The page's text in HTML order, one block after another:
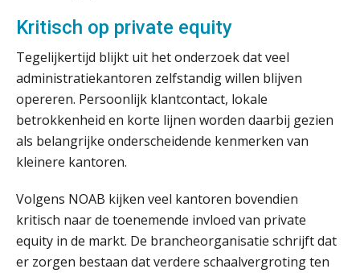
Kritisch op private equity
Tegelijkertijd blijkt uit het onderzoek dat veel
administratiekantoren zelfstandig willen blijven
opereren. Persoonlijk klantcontact, lokale
betrokkenheid en korte lijnen worden daarbij gezien
als belangrijke onderscheidende kenmerken van
kleinere kantoren.
Volgens NOAB kijken veel kantoren bovendien
kritisch naar de toenemende invloed van private
equity in de markt. De brancheorganisatie schrijft dat
er zorgen bestaan dat verdere schaalvergroting ten
Verstoorde arbeidsrelatie als
ontslaggrond: zo begeleid je jouw
klant
Duizenden Nederlanders in de knel
door Amerikaanse belastingwet
adviezen over en aangiften van erf-
en schenkbelasting.
Zomer. Tijd om je loopbaan onder
de loep te nemen.